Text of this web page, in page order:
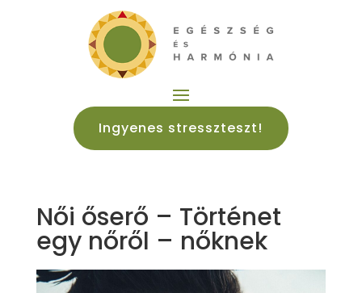
Ingyenes stresszteszt!
Női őserő – Történet
egy nőről – nőknek